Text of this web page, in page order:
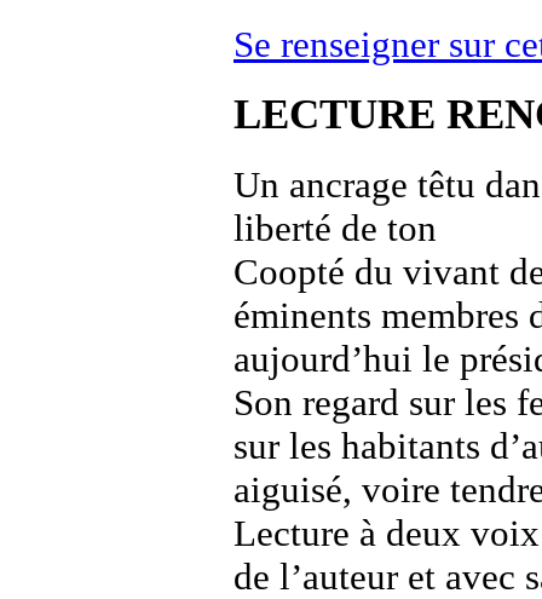
Se renseigner sur
LECTURE
Un ancrage têtu
liberté de ton
Coopté du vivant
éminents membres
aujourd’hui le
Son regard sur les
sur les habitants
aiguisé, voire
Lecture à deux
de l’auteur et avec